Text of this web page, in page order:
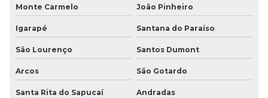
Monte Carmelo João Pinheiro
Igarapé Santana do Paraíso
São Lourenço Santos Dumont
Arcos São Gotardo
Santa Rita do Sapucaí Andradas